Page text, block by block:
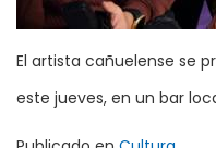
El artista cañuelense se
este jueves, en un bar